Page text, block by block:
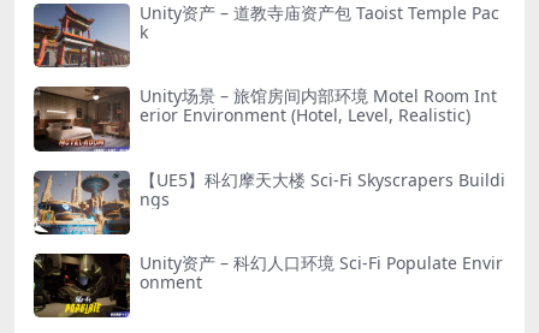
Unity资产 – 道教寺庙资产包 Taoist Temple Pac
k
Unity场景 – 旅馆房间内部环境 Motel Room Int
erior Environment (Hotel, Level, Realistic)
【UE5】科幻摩天大楼 Sci-Fi Skyscrapers Buildi
ngs
Unity资产 – 科幻人口环境 Sci-Fi Populate Envir
onment